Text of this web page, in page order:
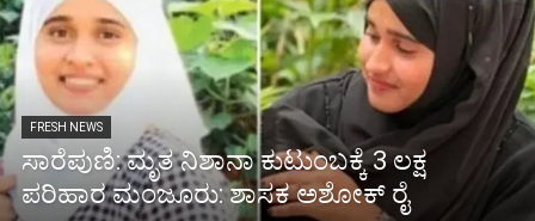
FRESH NEWS
ಸಾರೆಪುಣಿ: ಮೃತ ನಿಶಾನಾ ಕುಟುಂಬಕ್ಕೆ 3 ಲಕ್ಷ
ಪರಿಹಾರ ಮಂಜೂರು: ಶಾಸಕ ಅಶೋಕ್ ರೈ